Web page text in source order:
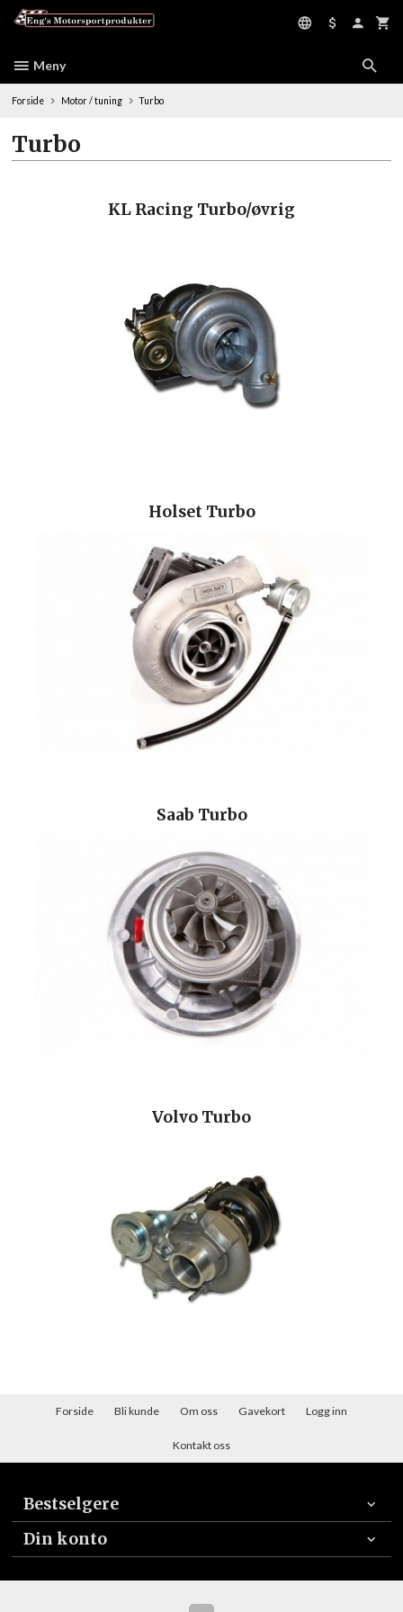
Meny
Forside Motor / tuning Turbo
Turbo
KL Racing Turbo/øvrig
Holset Turbo
Saab Turbo
Volvo Turbo
Forside Bli kunde Om oss Gavekort Logg inn
Kontakt oss
Bestselgere
Din konto